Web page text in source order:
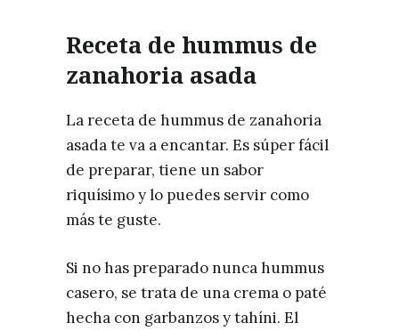
Receta de hummus de
zanahoria asada
La receta de hummus de zanahoria
asada te va a encantar. Es súper fácil
de preparar, tiene un sabor
riquísimo y lo puedes servir como
más te guste.
Si no has preparado nunca hummus
casero, se trata de una crema o paté
hecha con garbanzos y tahíni. El